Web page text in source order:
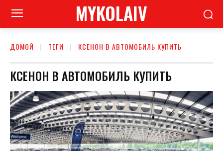
MYKOLAIV
ДОМОЙ ТЕГИ КСЕНОН В АВТОМОБИЛЬ КУПИТЬ
КСЕНОН В АВТОМОБИЛЬ КУПИТЬ